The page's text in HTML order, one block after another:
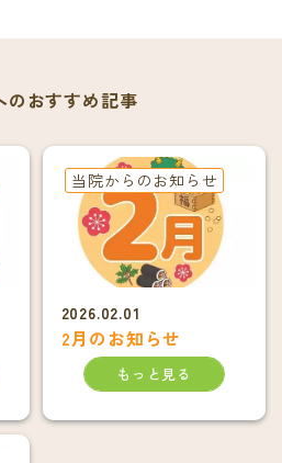
のおすすめ記事
当院からのお知らせ
2026.02.01
2月のお知らせ
もっと見る